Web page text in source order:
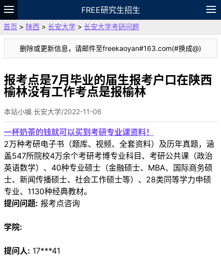
FREE研究生招生
题库
故事 专题 APP 笔记
VIP
资料
首页 > 陕西 > 长安大学 > 长安大学考研问题
删除或更新信息，请邮件至freekaoyan#163.com(#换成@)
报考点是7月毕业的届生报考户口在陕西
榆林没有工作考点是报榆林
本站小编 长安大学/2022-11-06
一杯奶茶的钱就可以买到考研专业课资料！
2万种考研电子书（题库、视频、全套资料）及历年真题，涵
盖547所院校4万余个考研考博专业科目、考研公共课（政治
英语数学）、40种专业硕士（金融硕士、MBA、国际商务硕
士、新闻传播硕士、社会工作硕士等）、28类同等学力申硕
专业、1130种经典教材。
提问问题: 报考点咨询
学院:
提问人: 17***41